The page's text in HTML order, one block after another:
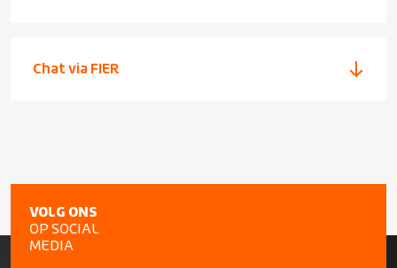
Chat via FIER
VOLG ONS
OP SOCIAL
MEDIA